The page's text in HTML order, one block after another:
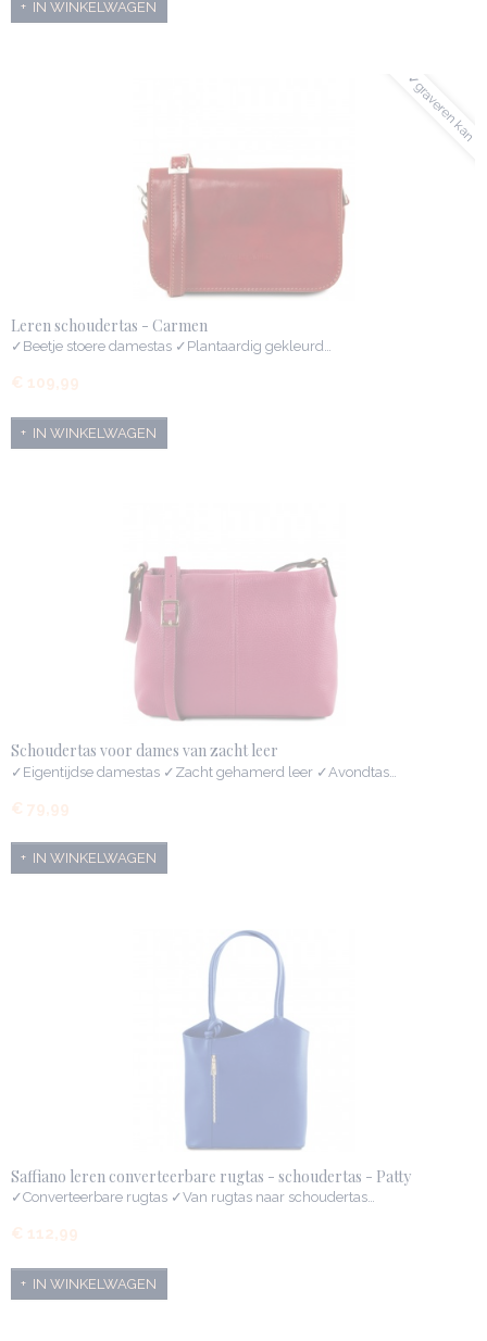
IN WINKELWAGEN
✓graveren kan
Leren schoudertas - Carmen
✓Beetje stoere damestas ✓Plantaardig gekleurd…
€ 109,99
IN WINKELWAGEN
Schoudertas voor dames van zacht leer
✓Eigentijdse damestas ✓Zacht gehamerd leer ✓Avondtas…
€ 79,99
IN WINKELWAGEN
Saffiano leren converteerbare rugtas - schoudertas - Patty
✓Converteerbare rugtas ✓Van rugtas naar schoudertas…
€ 112,99
IN WINKELWAGEN